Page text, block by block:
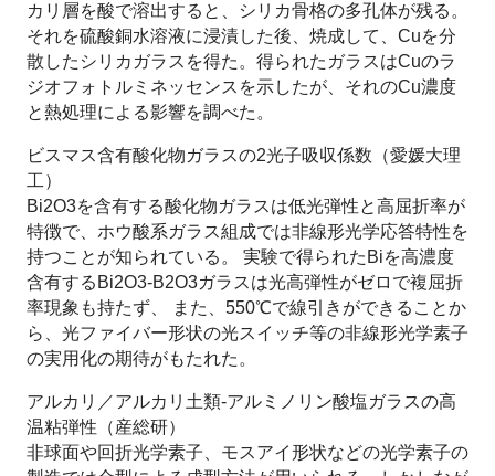
カリ層を酸で溶出すると、シリカ骨格の多孔体が残る。
それを硫酸銅水溶液に浸漬した後、焼成して、Cuを分
散したシリカガラスを得た。得られたガラスはCuのラ
ジオフォトルミネッセンスを示したが、それのCu濃度
と熱処理による影響を調べた。
ビスマス含有酸化物ガラスの2光子吸収係数（愛媛大理
工）
Bi2O3を含有する酸化物ガラスは低光弾性と高屈折率が
特徴で、ホウ酸系ガラス組成では非線形光学応答特性を
持つことが知られている。 実験で得られたBiを高濃度
含有するBi2O3-B2O3ガラスは光高弾性がゼロで複屈折
率現象も持たず、 また、550℃で線引きができることか
ら、光ファイバー形状の光スイッチ等の非線形光学素子
の実用化の期待がもたれた。
アルカリ／アルカリ土類-アルミノリン酸塩ガラスの高
温粘弾性（産総研）
非球面や回折光学素子、モスアイ形状などの光学素子の